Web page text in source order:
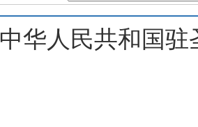
中华人民共和国